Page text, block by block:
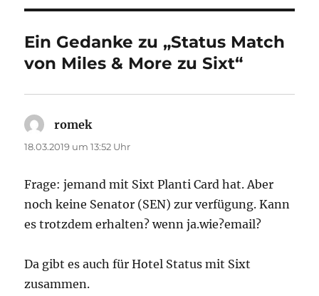
Ein Gedanke zu „Status Match
von Miles & More zu Sixt“
romek
18.03.2019 um 13:52 Uhr
Frage: jemand mit Sixt Planti Card hat. Aber
noch keine Senator (SEN) zur verfügung. Kann
es trotzdem erhalten? wenn ja.wie?email?
Da gibt es auch für Hotel Status mit Sixt
zusammen.